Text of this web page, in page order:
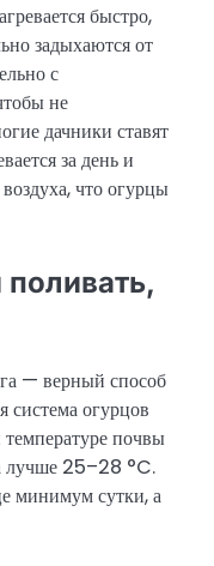
быстро,
задыхаются от
с
не
дачники ставят
за день и
что огурцы
— верный способ
система огурцов
температуре почвы
лучше 25–28 °C.
минимум сутки, а